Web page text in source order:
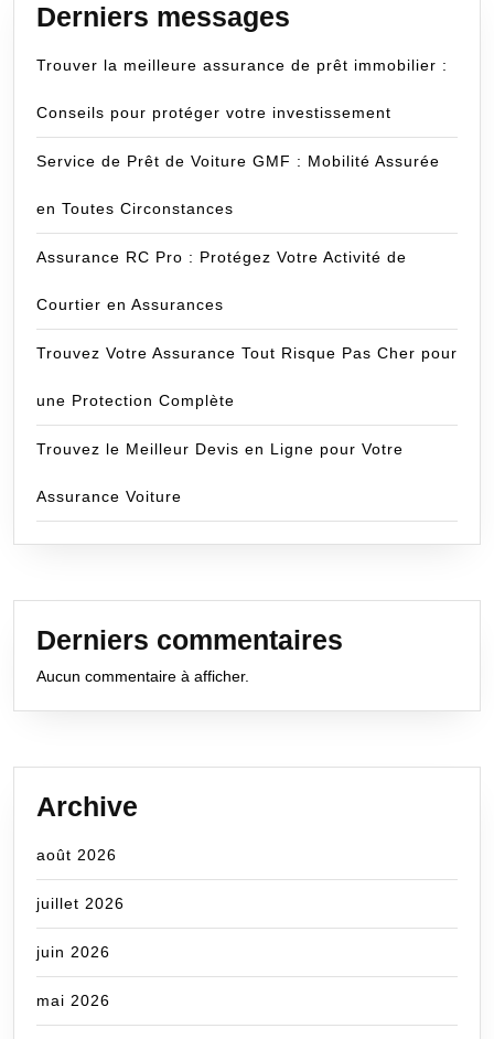
Derniers messages
Trouver la meilleure assurance de prêt immobilier :
Conseils pour protéger votre investissement
Service de Prêt de Voiture GMF : Mobilité Assurée
en Toutes Circonstances
Assurance RC Pro : Protégez Votre Activité de
Courtier en Assurances
Trouvez Votre Assurance Tout Risque Pas Cher pour
une Protection Complète
Trouvez le Meilleur Devis en Ligne pour Votre
Assurance Voiture
Derniers commentaires
Aucun commentaire à afficher.
Archive
août 2026
juillet 2026
juin 2026
mai 2026